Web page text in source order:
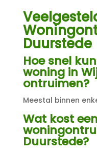
Duurstede
Hoe snel
woning in
ontruimen?
Meestal binnen
Wat kost een
Duurstede?